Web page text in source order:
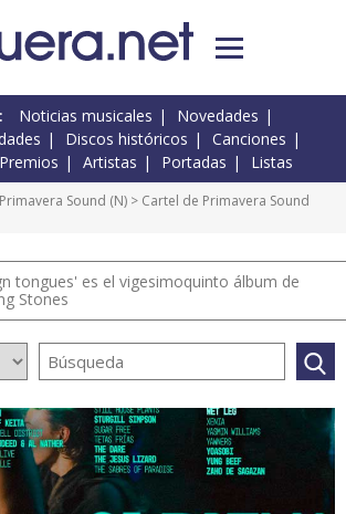
Noticias musicales
Novedades
Discos históricos
Canciones
Premios Artistas Portadas Listas
Primavera Sound (N) > Cartel de Primavera Sound
tongues' es el vigesimoquinto álbum de
Stones